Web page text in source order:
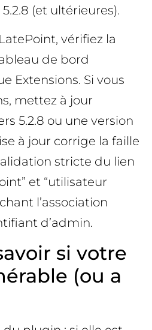
(et ultérieures).
vérifiez la
de bord
Extensions. Si vous
mettez à jour
5.2.8 ou une version
à jour corrige la faille
stricte du lien
et “utilisateur
l’association
d’admin.
si votre
(ou a